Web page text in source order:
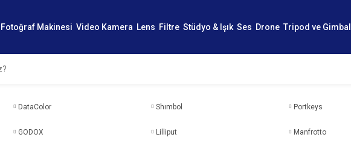
Fotoğraf Makinesi Video Kamera Lens Filtre Stüdyo & Işık Ses Drone Tripod ve Gimbal
DataColor Shımbol Portkeys
GODOX Lilliput Manfrotto